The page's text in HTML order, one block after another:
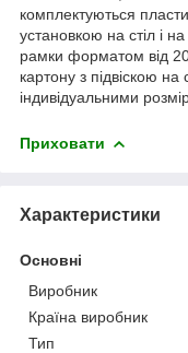
комплектуються
установкою на стіл і
рамки форматом від
картону з підвіскою
індивідуальними
Приховати
Характеристики
Основні
Виробник
Країна виробник
Тип